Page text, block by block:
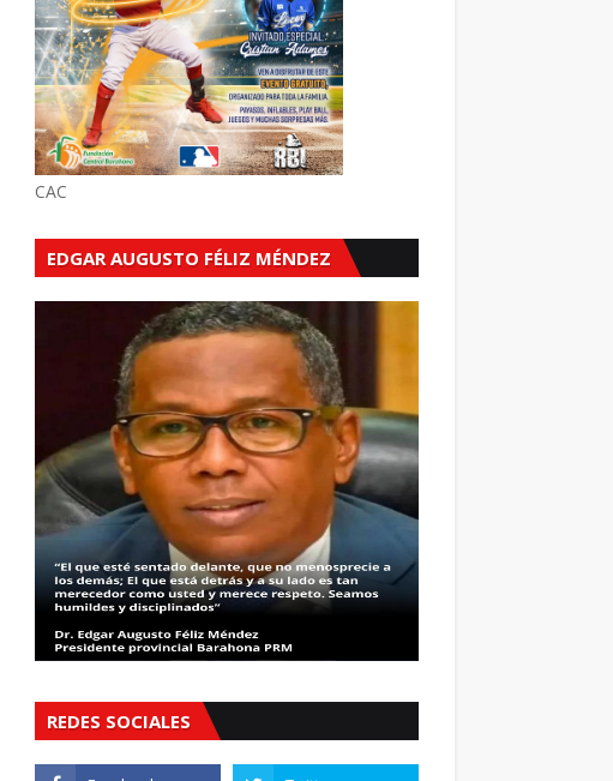
CAC
EDGAR AUGUSTO FÉLIZ MÉNDEZ
REDES SOCIALES